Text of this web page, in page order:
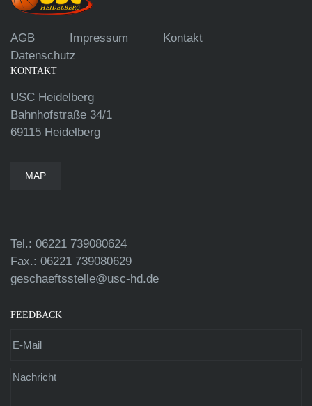
AGB Impressum
Kontakt
Datenschutz
KONTAKT
USC Heidelberg
Bahnhofstraße 34/1
69115 Heidelberg
MAP
Tel.: 06221 739080624
Fax.: 06221 739080629
geschaeftsstelle@usc-hd.de
FEEDBACK